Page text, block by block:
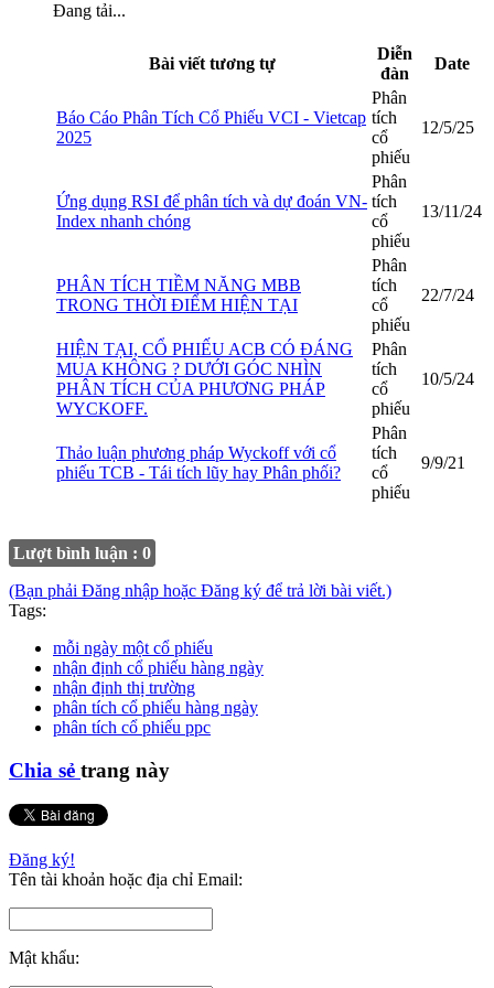
Đang tải...
Bài viết tương tự
Diễn
đàn
Date
Báo Cáo Phân Tích Cổ Phiếu VCI - Vietcap
2025
Phân
tích
cổ
phiếu
12/5/25
Ứng dụng RSI để phân tích và dự đoán VN-
Index nhanh chóng
Phân
tích
cổ
phiếu
13/11/24
PHÂN TÍCH TIỀM NĂNG MBB
TRONG THỜI ĐIỂM HIỆN TẠI
Phân
tích
cổ
phiếu
22/7/24
HIỆN TẠI, CỔ PHIẾU ACB CÓ ĐÁNG
MUA KHÔNG ? DƯỚI GÓC NHÌN
PHÂN TÍCH CỦA PHƯƠNG PHÁP
WYCKOFF.
Phân
tích
cổ
phiếu
10/5/24
Thảo luận phương pháp Wyckoff với cổ
phiếu TCB - Tái tích lũy hay Phân phối?
Phân
tích
cổ
phiếu
9/9/21
Lượt bình luận : 0
(Bạn phải Đăng nhập hoặc Đăng ký để trả lời bài viết.)
Tags:
mỗi ngày một cổ phiếu
nhận định cổ phiếu hàng ngày
nhận định thị trường
phân tích cổ phiếu hàng ngày
phân tích cổ phiếu ppc
Chia sẻ trang này
Đăng ký!
Tên tài khoản hoặc địa chỉ Email:
Mật khẩu: